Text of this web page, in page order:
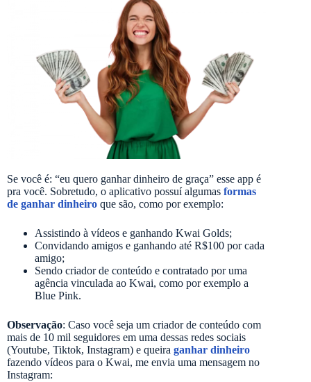
Se você é: “eu quero ganhar dinheiro de graça” esse app é
pra você. Sobretudo, o aplicativo possuí algumas formas
de ganhar dinheiro que são, como por exemplo:
Assistindo à vídeos e ganhando Kwai Golds;
Convidando amigos e ganhando até R$100 por cada
amigo;
Sendo criador de conteúdo e contratado por uma
agência vinculada ao Kwai, como por exemplo a
Blue Pink.
Observação: Caso você seja um criador de conteúdo com
mais de 10 mil seguidores em uma dessas redes sociais
(Youtube, Tiktok, Instagram) e queira ganhar dinheiro
fazendo vídeos para o Kwai, me envia uma mensagem no
Instagram: